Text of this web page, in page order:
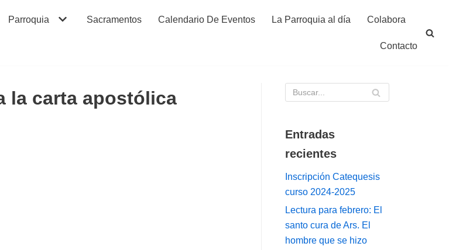
Parroquia Sacramentos Calendario De Eventos La Parroquia al día Colabora
Contacto
la carta apostólica
Entradas
recientes
Inscripción Catequesis
curso 2024-2025
Lectura para febrero: El
santo cura de Ars. El
hombre que se hizo